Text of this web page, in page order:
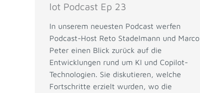
lot Podcast Ep 23
In unserem neuesten Podcast werfen
Podcast-Host Reto Stadelmann und Marco
Peter einen Blick zurück auf die
Entwicklungen rund um KI und Copilot-
Technologien. Sie diskutieren, welche
Fortschritte erzielt wurden, wo die